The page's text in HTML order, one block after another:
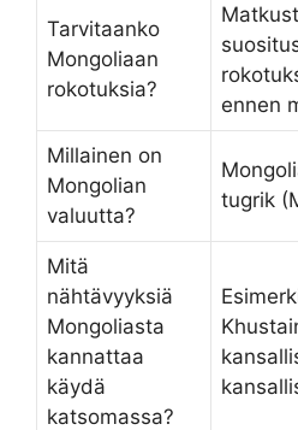
Tarvitaanko
Mongoliaan
rokotuksia?
ennen
Millainen on
Mongolian
valuutta?
tugrik
Mitä
nähtävyyksiä
Mongoliasta
kannattaa
käydä
katsomassa?